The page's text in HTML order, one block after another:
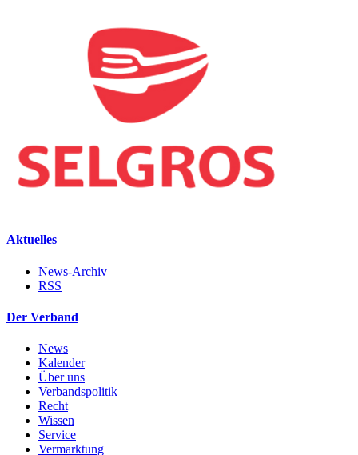
Aktuelles
News-Archiv
RSS
Der Verband
News
Kalender
Über uns
Verbandspolitik
Recht
Wissen
Service
Vermarktung